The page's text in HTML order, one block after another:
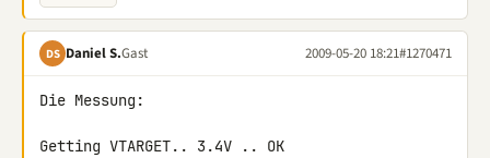
DS Daniel S.Gast 2009-05-20 18:21#1270471
Die Messung:
Getting VTARGET.. 3.4V .. OK